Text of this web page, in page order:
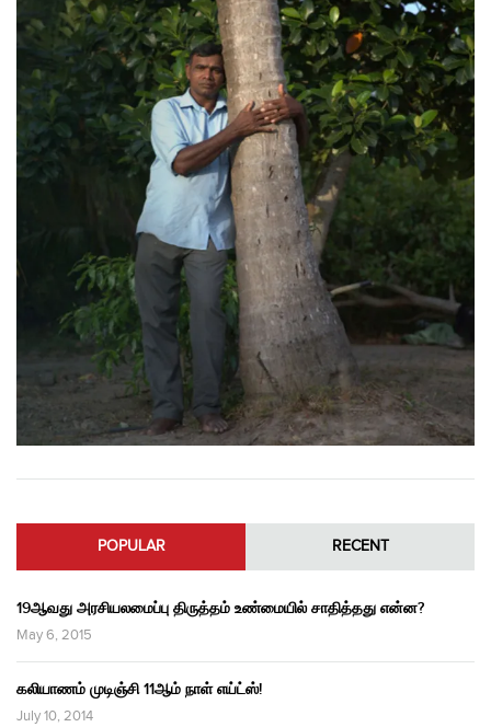
POPULAR RECENT
19ஆவது அரசியலமைப்பு திருத்தம் உண்மையில் சாதித்தது என்ன?
May 6, 2015
கலியாணம் முடிஞ்சி 11ஆம் நாள் எய்ட்ஸ்!
July 10, 2014